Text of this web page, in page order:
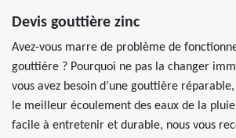
Devis gouttière zinc
Avez-vous marre de problème de
gouttière ? Pourquoi ne pas la changer
vous avez besoin d’une gouttière
le meilleur écoulement des eaux de la
facile à entretenir et durable, nous vous